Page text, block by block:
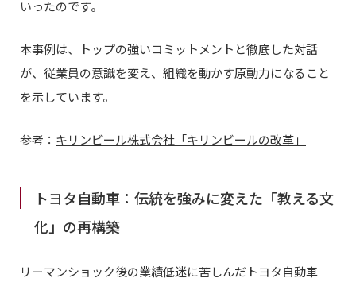
いったのです。
本事例は、トップの強いコミットメントと徹底した対話
が、従業員の意識を変え、組織を動かす原動力になること
を示しています。
参考： キリンビール株式会社「キリンビールの改革」
トヨタ自動車：伝統を強みに変えた「教える文
化」の再構築
リーマンショック後の業績低迷に苦しんだトヨタ自動車